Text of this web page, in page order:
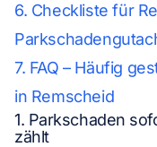
6. Checkliste für
7. FAQ – Häufig
in Remscheid
1. Parkschaden
zählt